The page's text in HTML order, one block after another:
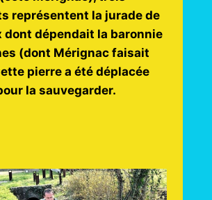
représentent la jurade de
dont dépendait la baronnie
(dont Mérignac faisait
pierre a été déplacée
la sauvegarder.